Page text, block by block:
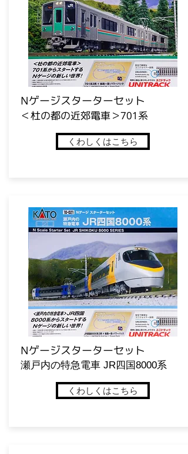
​Nゲージスターターセット
​＜杜の都の近郊電車＞701系
くわしくはこちら
​Nゲージスターターセット
​瀬戸内の特急電車 JR四国8000系
くわしくはこちら